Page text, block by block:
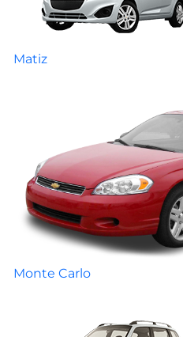
Matiz
Monte Carlo